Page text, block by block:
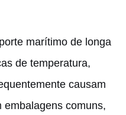
marítimo de longa
de temperatura,
causam
embalagens comuns,